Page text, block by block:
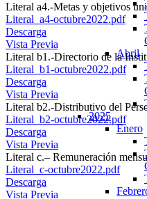
Abril
2025
Enero
Literal a4.-Metas y objetivos
Literal_a4-octubre2022.pdf
Descarga
Vista Previa
Literal b1.-Directorio de la
Literal_b1-octubre2022.pdf
Descarga
Vista Previa
Literal b2.-Distributivo del
Literal_b2-octubre2022.pdf
Descarga
Vista Previa
Literal c.– Remuneración
Literal_c-octubre2022.pdf
Descarga
Vista Previa